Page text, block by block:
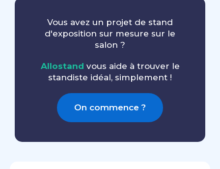
Vous avez un projet de stand
d'exposition sur mesure sur le
salon ?
Allostand vous aide à trouver le
standiste idéal, simplement !
On commence ?